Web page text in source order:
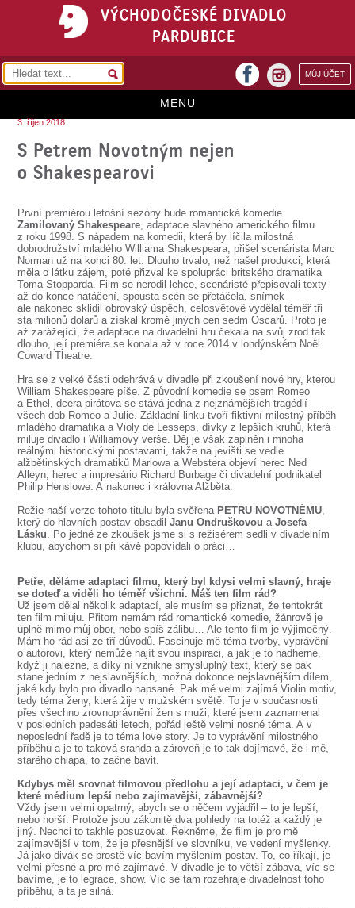
VÝCHODOČESKÉ DIVADLO
PARDUBICE
MŮJ ÚČET
facebook
MENU
PROGRAM
VSTUPENKY
PŘEDPLATNÉ
KONTAKTY
O DIVADLE
DÁLE NABÍZÍME
3. říjen 2018
S Petrem Novotným nejen
o Shakespearovi
První premiérou letošní sezóny bude romantická komedie
Zamilovaný Shakespeare, adaptace slavného amerického filmu
z roku 1998. S nápadem na komedii, která by líčila milostná
dobrodružství mladého Williama Shakespeara, přišel scenárista Marc
Norman už na konci 80. let. Dlouho trvalo, než našel produkci, která
měla o látku zájem, poté přizval ke spolupráci britského dramatika
Toma Stopparda. Film se nerodil lehce, scenáristé přepisovali texty
až do konce natáčení, spousta scén se přetáčela, snímek
ale nakonec sklidil obrovský úspěch, celosvětově vydělal téměř tři
sta milionů dolarů a získal kromě jiných cen sedm Oscarů. Proto je
až zarážející, že adaptace na divadelní hru čekala na svůj zrod tak
dlouho, její premiéra se konala až v roce 2014 v londýnském Noël
Coward Theatre.
Hra se z velké části odehrává v divadle při zkoušení nové hry, kterou
William Shakespeare píše. Z původní komedie se psem Romeo
a Ethel, dcera pirátova se stává jedna z nejznámějších tragédií
všech dob Romeo a Julie. Základní linku tvoří fiktivní milostný příběh
mladého dramatika a Violy de Lesseps, dívky z lepších kruhů, která
miluje divadlo i Williamovy verše. Děj je však zaplněn i mnoha
reálnými historickými postavami, takže na jevišti se vedle
alžbětinských dramatiků Marlowa a Webstera objeví herec Ned
Alleyn, herec a impresário Richard Burbage či divadelní podnikatel
Philip Henslowe. A nakonec i královna Alžběta.
Režie naší verze tohoto titulu byla svěřena PETRU NOVOTNÉMU,
který do hlavních postav obsadilJanu Ondruškovou aJosefa
Lásku. Po jedné ze zkoušek jsme si s režisérem sedli v divadelním
klubu, abychom si při kávě popovídali o práci…
Petře, děláme adaptaci filmu, který byl kdysi velmi slavný, hraje
se doteď a viděli ho téměř všichni. Máš ten film rád?
Už jsem dělal několik adaptací, ale musím se přiznat, že tentokrát
ten film miluju. Přitom nemám rád romantické komedie, žánrově je
úplně mimo můj obor, nebo spíš zálibu… Ale tento film je výjimečný.
Mám ho rád asi ze tří důvodů. Fascinuje mě téma tvorby, vyprávění
o autorovi, který nemůže najít svou inspiraci, a jak je to nádherné,
když ji nalezne, a díky ní vznikne smysluplný text, který se pak
stane jedním z nejslavnějších, možná dokonce nejslavnějším dílem,
jaké kdy bylo pro divadlo napsané. Pak mě velmi zajímá Violin motiv,
tedy téma ženy, která žije v mužském světě. To je v současnosti
přes všechno zrovnoprávnění žen s muži, které jsem zaznamenal
v posledních padesáti letech, pořád ještě velmi nosné téma. A v
neposlední řadě je to téma love story. Je to vyprávění milostného
příběhu a je to taková sranda a zároveň je to tak dojímavé, že i mě,
starého chlapa, to začne bavit.
Kdybys měl srovnat filmovou předlohu a její adaptaci, v čem je
které médium lepší nebo zajímavější, zábavnější?
Vždy jsem velmi opatrný, abych se o něčem vyjádřil – to je lepší,
nebo horší. Protože jsou zákonitě dva pohledy na totéž a každý je
jiný. Nechci to takhle posuzovat. Řekněme, že film je pro mě
zajímavější v tom, že je přesnější ve slovníku, ve vedení myšlenky.
Já jako divák se prostě víc bavím myšlením postav. To, co říkají, je
velmi přesné a pro mě zajímavé. V divadle je to větší zábava, víc se
bavíme, je to legrace, show. Víc se tam rozehraje divadelnost toho
příběhu, a ta je silná.